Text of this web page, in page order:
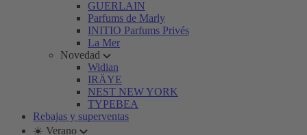
GUERLAIN
Parfums de Marly
INITIO Parfums Privés
La Mer
Novedad
Widian
IRÄYE
NEST NEW YORK
TYPEBEA
Rebajas y superventas
☀️ Verano